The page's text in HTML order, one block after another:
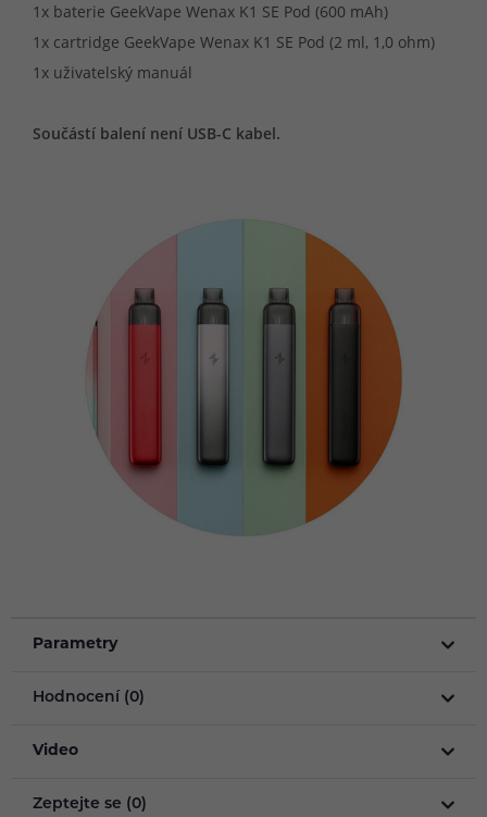
1x baterie GeekVape Wenax K1 SE Pod (600 mAh)
1x cartridge GeekVape Wenax K1 SE Pod (2 ml, 1,0 ohm)
1x uživatelský manuál
Součástí balení není USB-C kabel.
Parametry
Hodnocení (0)
Video
Zeptejte se (0)